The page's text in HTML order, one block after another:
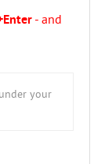
- and
your